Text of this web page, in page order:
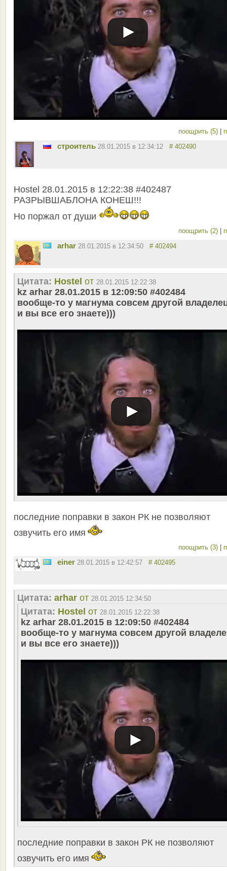
поощрить (5) |
строитель 28.01.2015 в 12:34:12 # 402490
Hostel 28.01.2015 в 12:22:38 #402487
РАЗРЫВШАБЛОНА КОНЕШ!!!
Но поржал от души
поощрить (2) |
arhar 28.01.2015 в 12:34:50 # 402494
Цитата: Hostel от 28.01.2015 12:22:38
kz arhar 28.01.2015 в 12:09:50 #402484
вообще-то у магнума совсем другой
и вы все его знаете)))
последние поправки в закон РК не позволяют
озвучить его имя
поощрить (3)
einer 28.01.2015 в 12:42:57 # 402495
Цитата: arhar от 28.01.2015 12:34:50
Цитата: Hostel от 28.01.2015 12:22:38
kz arhar 28.01.2015 в 12:09:50 #402484
вообще-то у магнума совсем другой
и вы все его знаете)))
последние поправки в закон РК не позволяют
озвучить его имя